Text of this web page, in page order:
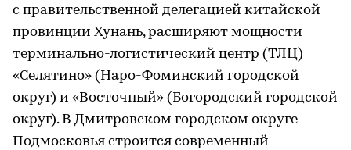
с правительственной делегацией китайской
провинции Хунань, расширяют мощности
терминально-логистический центр (ТЛЦ)
«Селятино» (Наро-Фоминский городской
округ) и «Восточный» (Богородский городской
округ). В Дмитровском городском округе
Подмосковья строится современный